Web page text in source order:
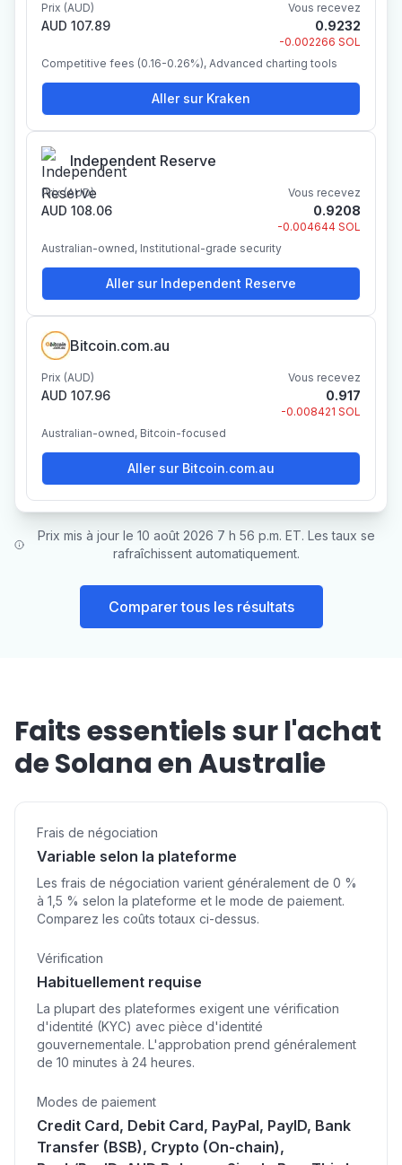
Prix (AUD)
AUD 107.89
Vous recevez
0.9232
-0.002266 SOL
Competitive fees (0.16-0.26%), Advanced charting tools
Aller sur Kraken
Independent Reserve
Prix (AUD)
AUD 108.06
Vous recevez
0.9208
-0.004644 SOL
Australian-owned, Institutional-grade security
Aller sur Independent Reserve
Bitcoin.com.au
Prix (AUD)
AUD 107.96
Vous recevez
0.917
-0.008421 SOL
Australian-owned, Bitcoin-focused
Aller sur Bitcoin.com.au
Prix mis à jour le 10 août 2026 7 h 56 p.m. ET. Les taux se
rafraîchissent automatiquement.
Comparer tous les résultats
Faits essentiels sur l'achat
de Solana en Australie
Frais de négociation
Variable selon la plateforme
Les frais de négociation varient généralement de 0 %
à 1,5 % selon la plateforme et le mode de paiement.
Comparez les coûts totaux ci-dessus.
Vérification
Habituellement requise
La plupart des plateformes exigent une vérification
d'identité (KYC) avec pièce d'identité
gouvernementale. L'approbation prend généralement
de 10 minutes à 24 heures.
Modes de paiement
Credit Card, Debit Card, PayPal, PayID, Bank
Transfer (BSB), Crypto (On-chain),